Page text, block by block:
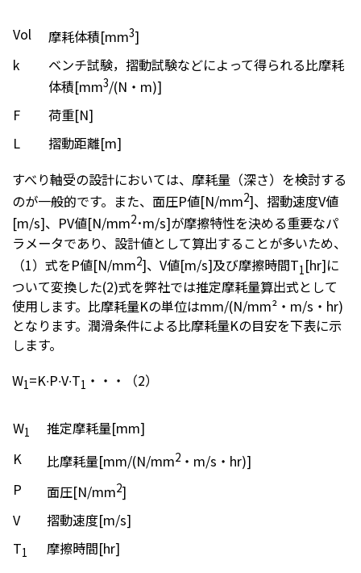
Vol 摩耗体積[mm3]
k
ベンチ試験，摺動試験などによって得られる比摩耗
体積[mm3/(N・m)]
F
荷重[N]
L
摺動距離[m]
すべり軸受の設計においては、摩耗量（深さ）を検討する
のが一般的です。また、面圧P値[N/mm2]、摺動速度V値
[m/s]、PV値[N/mm2･m/s]が摩擦特性を決める重要なパ
ラメータであり、設計値として算出することが多いため、
（1）式をP値[N/mm2]、V値[m/s]及び摩擦時間T1[hr]に
ついて変換した(2)式を弊社では推定摩耗量算出式として
使用します。比摩耗量Kの単位はmm/(N/mm²・m/s・hr)
となります。潤滑条件による比摩耗量Kの目安を下表に示
します。
W1=K∙P∙V∙T1 ・・・（2）
W1
推定摩耗量[mm]
K
比摩耗量[mm/(N/mm2 ・m/s・hr)]
P
面圧[N/mm2]
V
摺動速度[m/s]
T1
摩擦時間[hr]